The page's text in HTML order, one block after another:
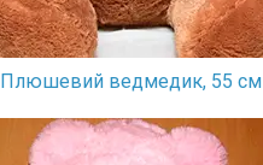
Плюшевий ведмедик, 55 см